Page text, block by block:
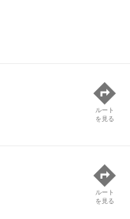
ルート
を見る
ルート
を見る